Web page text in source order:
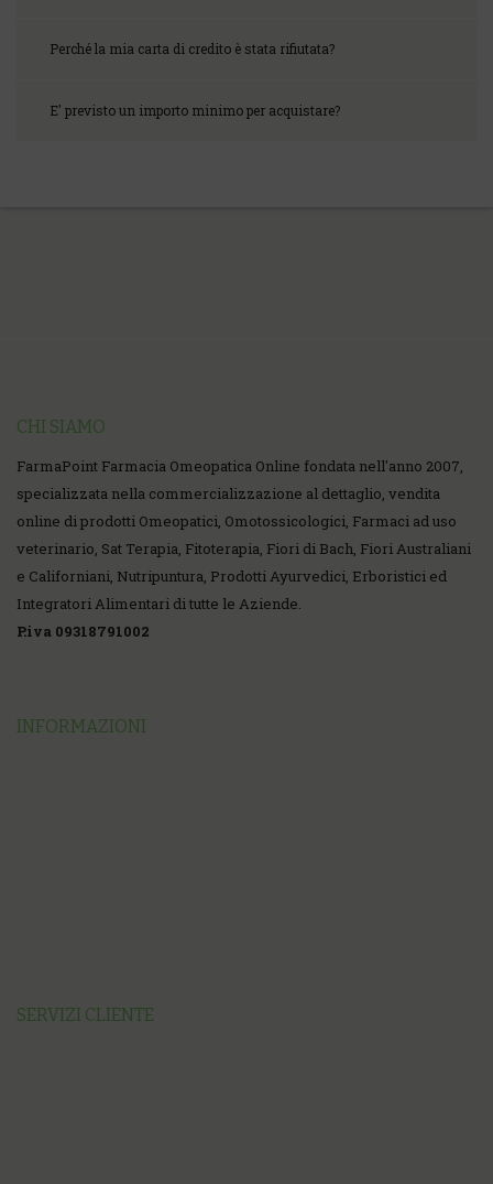
Perché la mia carta di credito è stata rifiutata?
E' previsto un importo minimo per acquistare?
CHI SIAMO
FarmaPoint Farmacia Omeopatica Online fondata nell'anno 2007,
specializzata nella commercializzazione al dettaglio, vendita
online di prodotti Omeopatici, Omotossicologici, Farmaci ad uso
veterinario, Sat Terapia, Fitoterapia, Fiori di Bach, Fiori Australiani
e Californiani, Nutripuntura, Prodotti Ayurvedici, Erboristici ed
Integratori Alimentari di tutte le Aziende.
P.iva 09318791002
INFORMAZIONI
SERVIZI CLIENTE